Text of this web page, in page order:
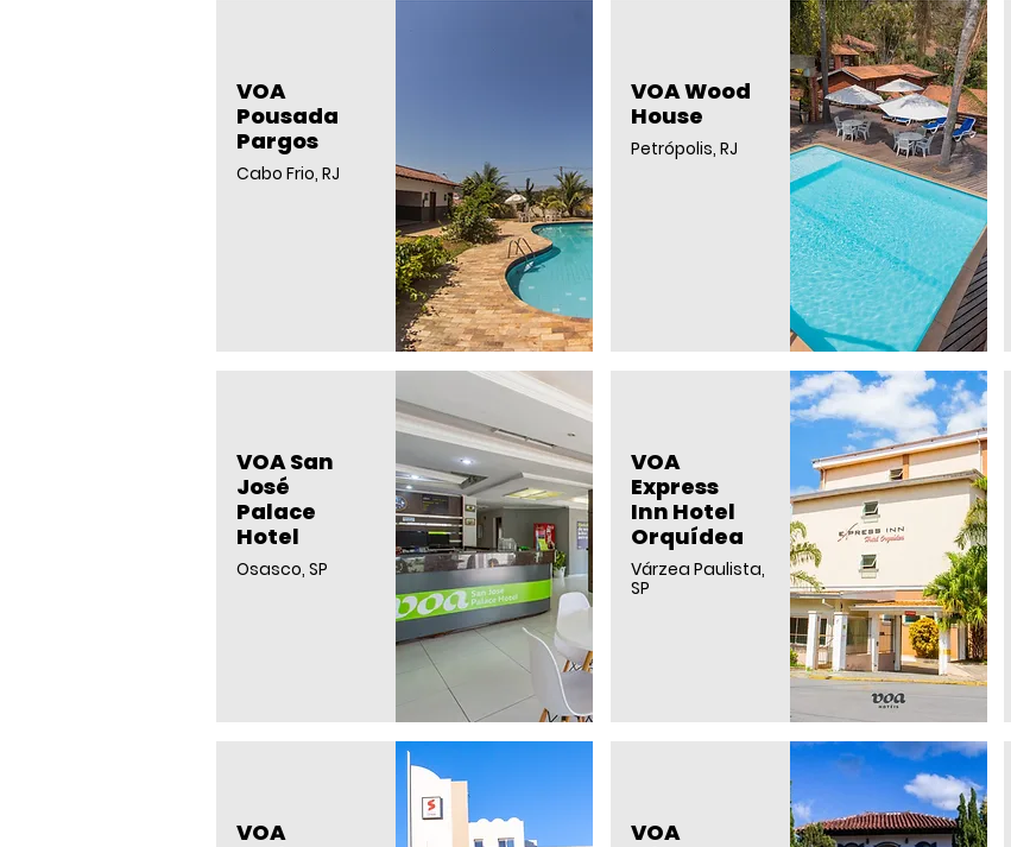
VOA
Pousada
Pargos
Cabo Frio, RJ
VOA San
José
Palace
Hotel
Osasco, SP
VOA
VOA Wood
House
Petrópolis, RJ
VOA
Express
Inn Hotel
Orquídea
Várzea Paulista,
SP
VOA